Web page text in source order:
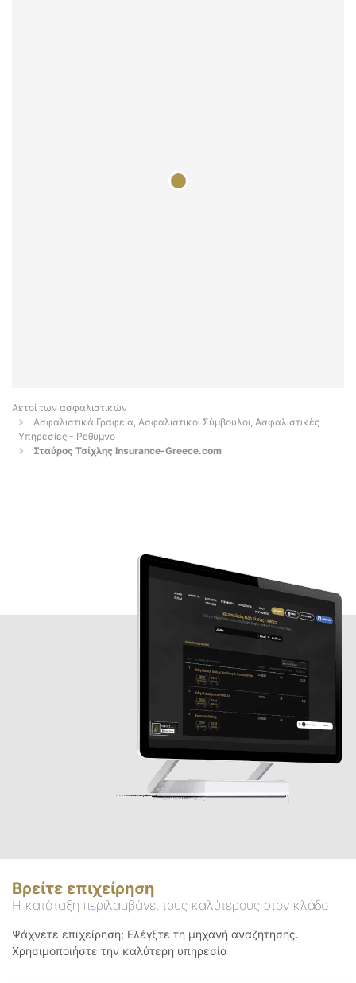
Αετοί των ασφαλιστικών
Ασφαλιστικά Γραφεία, Ασφαλιστικοί Σύμβουλοι, Ασφαλιστικές
Υπηρεσίες - Ρεθυμνο
Σταύρος Τσίχλης Insurance-Greece.com
Βρείτε επιχείρηση
Η κατάταξη περιλαμβάνει τους καλύτερους στον κλάδο
Ψάχνετε επιχείρηση; Ελέγξτε τη μηχανή αναζήτησης.
Χρησιμοποιήστε την καλύτερη υπηρεσία